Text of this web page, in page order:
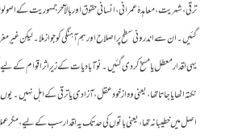
ترقی، شہریت، معاہدۂ عمرانی، انسانی حقوق اور بالآخر جمہوریت کے
گئیں۔ ان سے اندرونی سطح پر اصلاح اور ہم آہنگی کو جواز ملا۔ لیکن
یہی اقدار معطل یا مسخ کر دی گئیں۔ نوآبادیات کے زیرِ اثر اقوام کے لیے
نکتہ اٹھایا جاتا تھا، یعنی وہ ازخود عقل، آزادی یا ترقی کے اہل نہیں۔
اصل میں خطیبانہ تھا، یعنی باتوں کی حد تک یہ اقدار سب کے لیے،